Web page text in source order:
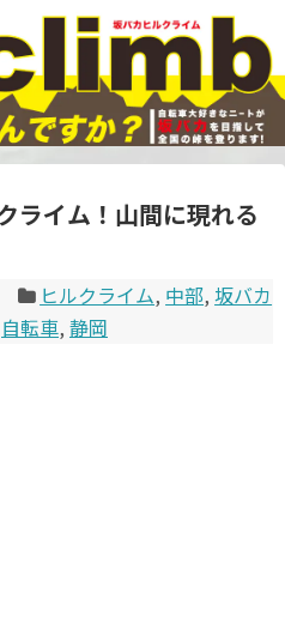
イム！山間に現れる
ヒルクライム, 中部,坂バカ
自転車, 静岡